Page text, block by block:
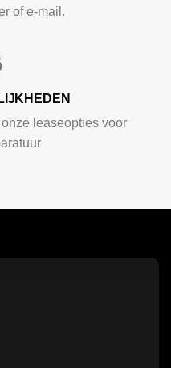
of e-mail.
leaseopties voor